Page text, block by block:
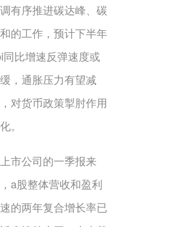
有序推进碳达峰、碳
的工作，预计下半年
同比增速反弹速度或
，通胀压力有望减
对货币政策掣肘作用
。
市公司的一季报来
a股整体营收和盈利
的两年复合增长率已